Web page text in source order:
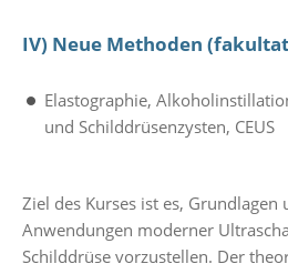
IV) Neue Methoden
Elastographie,
und Schilddrüsenzysten, CEUS
Ziel des Kurses ist es, Grundlagen
Anwendungen moderner
Schilddrüse vorzustellen. Der